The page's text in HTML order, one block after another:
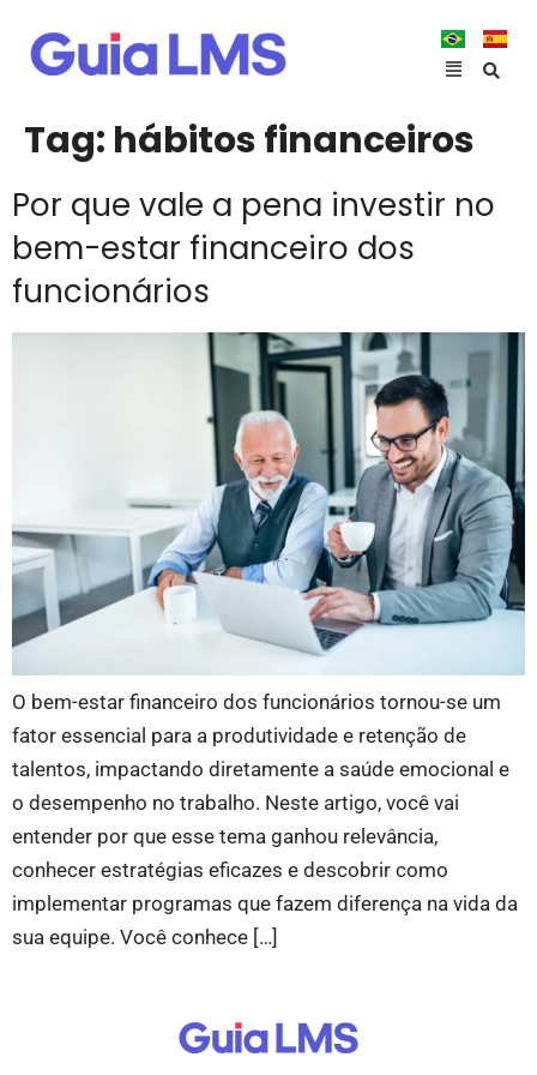
Tag: hábitos financeiros
Por que vale a pena investir no
bem-estar financeiro dos
funcionários
O bem-estar financeiro dos funcionários tornou-se um
fator essencial para a produtividade e retenção de
talentos, impactando diretamente a saúde emocional e
o desempenho no trabalho. Neste artigo, você vai
entender por que esse tema ganhou relevância,
conhecer estratégias eficazes e descobrir como
implementar programas que fazem diferença na vida da
sua equipe. Você conhece […]